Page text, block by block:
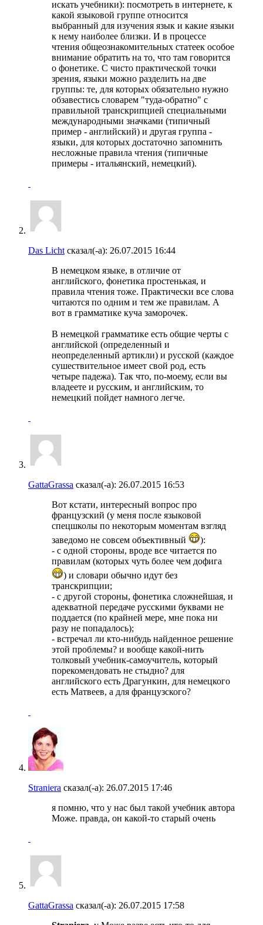
искать учебники): посмотреть в интернете, к
какой языковой группе относится
выбранный для изучения язык и какие языки
к нему наиболее близки. И в процессе
чтения общеознакомительных статеек особое
внимание обратить на то, что там говорится
о фонетике. С чисто практической точки
зрения, языки можно разделить на две
группы: те, для которых обязательно нужно
обзавестись словарем "туда-обратно" с
правильной транскрипцией специальными
международными значками (типичный
пример - английский) и другая группа -
языки, для которых достаточно запомнить
несложные правила чтения (типичные
примеры - итальянский, немецкий).
Das Licht сказал(-а): 26.07.2015 16:44
В немецком языке, в отличие от
английского, фонетика простенькая, и
правила чтения тоже. Практически все слова
читаются по одним и тем же правилам. А
вот в грамматике куча заморочек.
В немецкой грамматике есть общие черты с
английской (определенный и
неопределенный артикли) и русской (каждое
сушествительное имеет свой род, есть
четыре падежа). Так что, по-моему, если вы
владеете и русским, и английским, то
немецкий пойдет намного легче.
GattaGrassa сказал(-а): 26.07.2015 16:53
Вот кстати, интересный вопрос про
французский (у меня после языковой
спецшколы по некоторым моментам взгляд
заведомо не совсем объективный
):
- с одной стороны, вроде все читается по
правилам (которых чуть более чем дофига
) и словари обычно идут без
транскрипции;
- с другой стороны, фонетика сложнейшая, и
адекватной передаче русскими буквами не
поддается (по крайней мере, мне пока ни
разу не попадалось);
- встречал ли кто-нибудь найденное решение
этой проблемы? и вообще какой-нить
толковый учебник-самоучитель, который
порекомендовать не стыдно? для
английского есть Драгункин, для немецкого
есть Матвеев, а для французского?
Straniera сказал(-а): 26.07.2015 17:46
я помню, что у нас был такой учебник автора
Може. правда, он какой-то старый очень
GattaGrassa сказал(-а): 26.07.2015 17:58